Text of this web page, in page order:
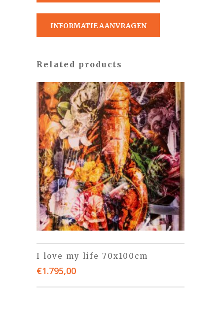
INFORMATIE AANVRAGEN
Related products
I love my life 70x100cm
€1.795,00